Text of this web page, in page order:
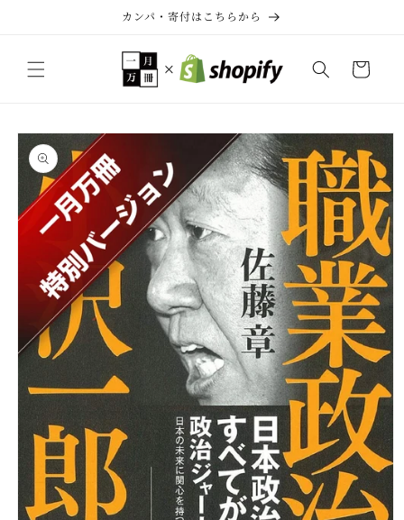
カンパ・寄付はこちらから
ー
商品情
報にス
キップ